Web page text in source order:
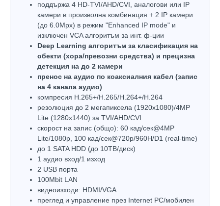
поддържа 4 HD-TVI/AHD/CVI, аналогови или IP
камери в произволна комбинация + 2 IP камери
(до 6.0Mpx) в режим "Enhanced IP mode" и
изключен VCA алгоритъм за инт. ф-ции
Deep Learning алгоритъм за класификация на
обекти (хора/превозни средства) и прецизна
детекция на до 2 камери
пренос на аудио по коаксиалния кабел (запис
на 4 канала аудио)
компресия H.265+/H.265/H.264+/H.264
резолюция до 2 мегапиксела (1920x1080)/4MP
Lite (1280x1440) за TVI/AHD/CVI
скорост на запис (общо): 60 кад/сек@4MP
Lite/1080p, 100 кад/сек@720p/960H/D1 (real-time)
до 1 SATA HDD (до 10ТВ/диск)
1 аудио вход/1 изход
2 USB порта
100Mbit LAN
видеоизходи: HDMI/VGA
преглед и управление през Internet PC/мобилен